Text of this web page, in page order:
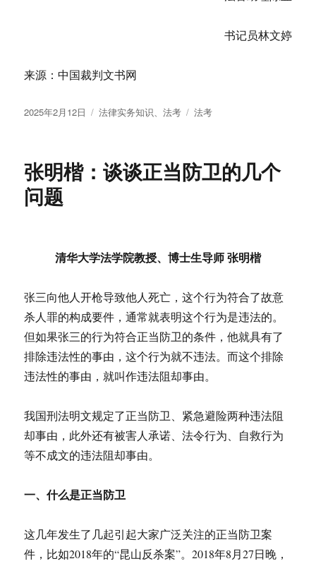
书记员林文婷
来源：中国裁判文书网
发
2025年2月12日
分
法律实务知识、法考
标
法考
张明楷：谈谈正当防卫的几个
问题
清华大学法学院教授、博士生导师 张明楷
张三向他人开枪导致他人死亡，这个行为符合了故意
杀人罪的构成要件，通常就表明这个行为是违法的。
但如果张三的行为符合正当防卫的条件，他就具有了
排除违法性的事由，这个行为就不违法。而这个排除
违法性的事由，就叫作违法阻却事由。
我国刑法明文规定了正当防卫、紧急避险两种违法阻
却事由，此外还有被害人承诺、法令行为、自救行为
等不成文的违法阻却事由。
一、什么是正当防卫
这几年发生了几起引起大家广泛关注的正当防卫案
件，比如2018年的“昆山反杀案”。2018年8月27日晚，